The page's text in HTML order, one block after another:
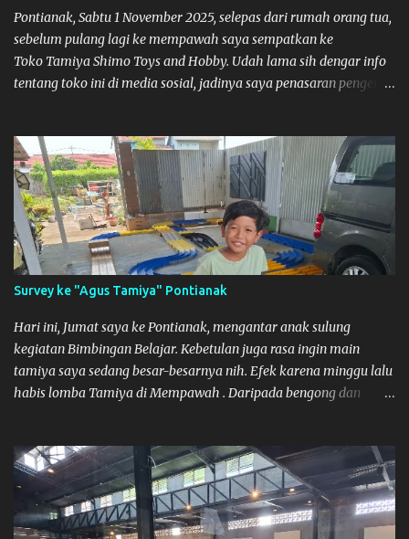
Pontianak, Sabtu 1 November 2025, selepas dari rumah orang tua,
sebelum pulang lagi ke mempawah saya sempatkan ke
Toko Tamiya Shimo Toys and Hobby. Udah lama sih dengar info
tentang toko ini di media sosial, jadinya saya penasaran pengen
bukanya di jam 1. Saya pulang dulu ke rumah ortu di Sepakat,
untuk istirahat. So malamnya sebelum pulang ke Mempawah
saya sempatkan lagi kesini. Saya belanja beberapa part disini.
Untuk Lokasi Tempat:
Survey ke "Agus Tamiya" Pontianak
Hari ini, Jumat saya ke Pontianak, mengantar anak sulung
kegiatan Bimbingan Belajar. Kebetulan juga rasa ingin main
tamiya saya sedang besar-besarnya nih. Efek karena minggu lalu
habis lomba Tamiya di Mempawah . Daripada bengong dan